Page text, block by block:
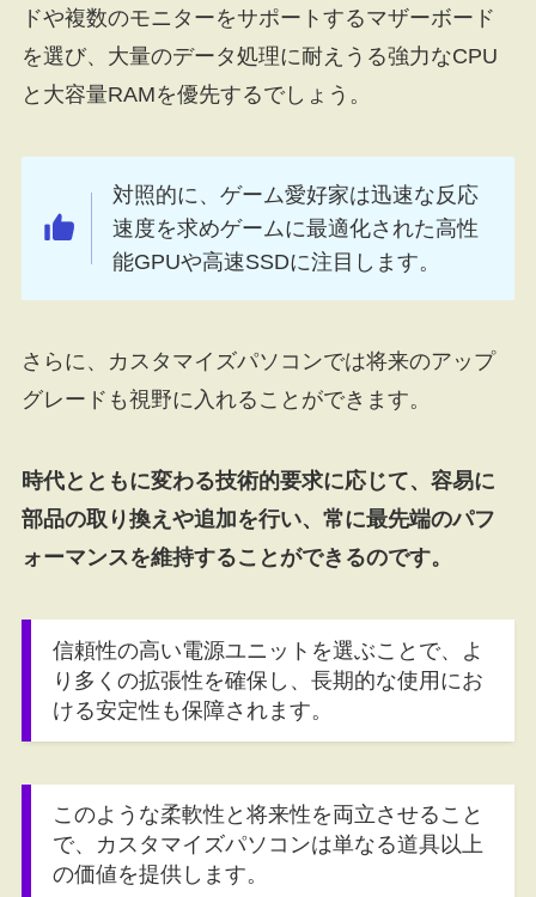
ドや複数のモニターをサポートするマザーボード
を選び、大量のデータ処理に耐えうる強力なCPU
と大容量RAMを優先するでしょう。
対照的に、ゲーム愛好家は迅速な反応
速度を求めゲームに最適化された高性
能GPUや高速SSDに注目します。
さらに、カスタマイズパソコンでは将来のアップ
グレードも視野に入れることができます。
時代とともに変わる技術的要求に応じて、容易に
部品の取り換えや追加を行い、常に最先端のパフ
ォーマンスを維持することができるのです。
信頼性の高い電源ユニットを選ぶことで、よ
り多くの拡張性を確保し、長期的な使用にお
ける安定性も保障されます。
このような柔軟性と将来性を両立させること
で、カスタマイズパソコンは単なる道具以上
の価値を提供します。